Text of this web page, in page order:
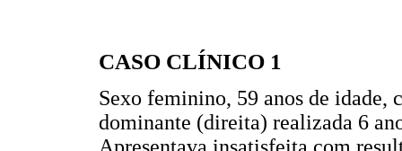
CASO CLÍNICO 1
Sexo feminino, 59 anos de idade,
dominante (direita) realizada 6